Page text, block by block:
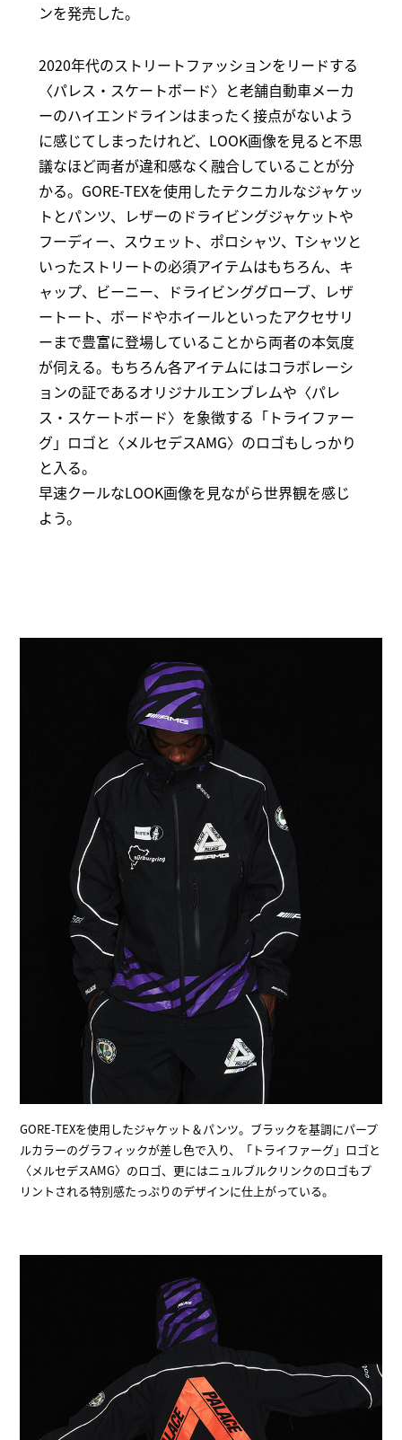
ンを発売した。
2020年代のストリートファッションをリードする
〈パレス・スケートボード〉と老舗自動車メーカ
ーのハイエンドラインはまったく接点がないよう
に感じてしまったけれど、LOOK画像を見ると不思
議なほど両者が違和感なく融合していることが分
かる。GORE-TEXを使用したテクニカルなジャケッ
トとパンツ、レザーのドライビングジャケットや
フーディー、スウェット、ポロシャツ、Tシャツと
いったストリートの必須アイテムはもちろん、キ
ャップ、ビーニー、ドライビンググローブ、レザ
ートート、ボードやホイールといったアクセサリ
ーまで豊富に登場していることから両者の本気度
が伺える。もちろん各アイテムにはコラボレーシ
ョンの証であるオリジナルエンブレムや〈パレ
ス・スケートボード〉を象徴する「トライファー
グ」ロゴと〈メルセデスAMG〉のロゴもしっかり
と入る。
早速クールなLOOK画像を見ながら世界観を感じ
よう。
GORE-TEXを使用したジャケット＆パンツ。ブラックを基調にパープ
ルカラーのグラフィックが差し色で入り、「トライファーグ」ロゴと
〈メルセデスAMG〉のロゴ、更にはニュルブルクリンクのロゴもプ
リントされる特別感たっぷりのデザインに仕上がっている。